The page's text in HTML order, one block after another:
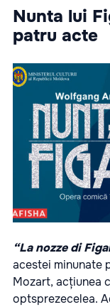
Nunta lui
patru acte
“La nozze di
acestei minunate
Mozart, acțiunea
optsprezecelea.